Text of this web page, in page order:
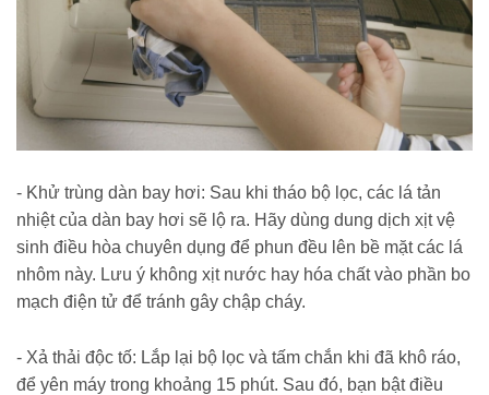
- Khử trùng dàn bay hơi: Sau khi tháo bộ lọc, các lá tản
nhiệt của dàn bay hơi sẽ lộ ra. Hãy dùng dung dịch xịt vệ
sinh điều hòa chuyên dụng để phun đều lên bề mặt các lá
nhôm này. Lưu ý không xịt nước hay hóa chất vào phần bo
mạch điện tử để tránh gây chập cháy.
- Xả thải độc tố: Lắp lại bộ lọc và tấm chắn khi đã khô ráo,
để yên máy trong khoảng 15 phút. Sau đó, bạn bật điều